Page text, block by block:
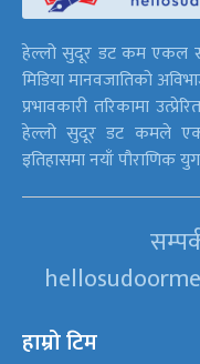
हेल्लो सुदूर डट कम एकल
मिडिया मानवजातिको
प्रभावकारी तरिकामा
हेल्लो सुदूर डट कमले एक
इतिहासमा नयाँ पौराणिक
हाम्रो टिम